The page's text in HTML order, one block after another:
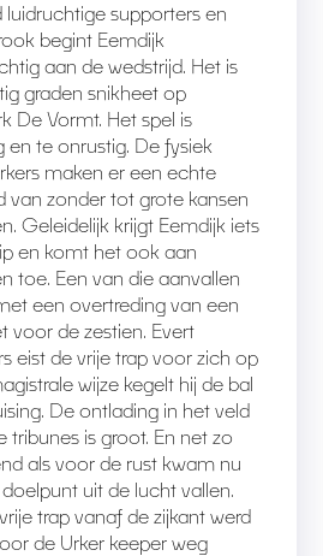
luidruchtige supporters en
begint Eemdijk
aan de wedstrijd. Het is
graden snikheet op
De Vormt. Het spel is
en te onrustig. De fysiek
maken er een echte
van zonder tot grote kansen
Geleidelijk krijgt Eemdijk iets
en komt het ook aan
toe. Een van die aanvallen
een overtreding van een
voor de zestien. Evert
eist de vrije trap voor zich op
wijze kegelt hij de bal
De ontlading in het veld
tribunes is groot. En net zo
als voor de rust kwam nu
uit de lucht vallen.
trap vanaf de zijkant werd
de Urker keeper weg